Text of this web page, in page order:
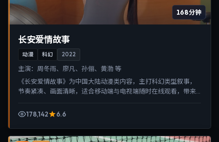
168分钟
长安爱情故事
动漫 科幻 2022
主演： 周冬雨、廖凡、孙俪、黄渤 等
《长安爱情故事》为中国大陆动漫类内容，主打科幻类型叙事，
节奏紧凑、画面清晰，适合移动端与电视端随时在线观看，带来
178,142
6.6